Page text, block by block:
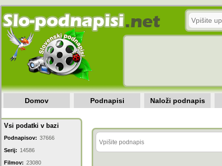
Domov Podnapisi Naloži podnapis
Vsi podatki v bazi
Podnapisov: 37666
Serij: 14586
Filmov: 23080